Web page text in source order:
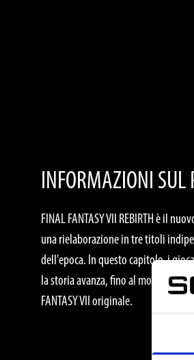
INFORMAZIONI SUL
FINAL FANTASY VII REBIRTH è il
una rielaborazione in tre titoli
dell'epoca. In questo capitolo, i
la storia avanza, fino al momento
FANTASY VII originale.